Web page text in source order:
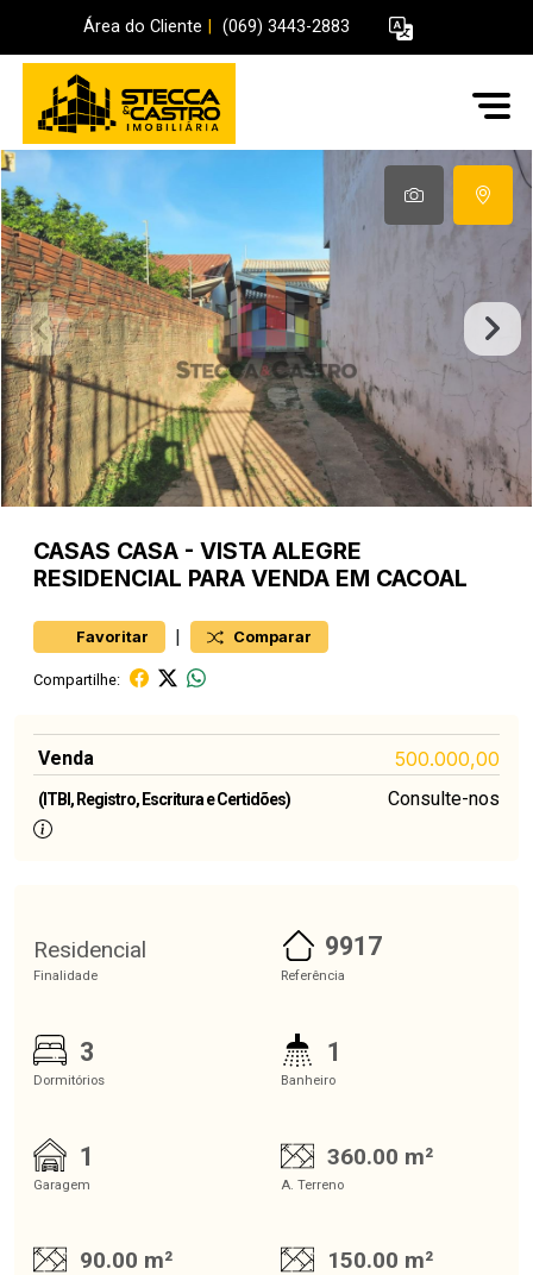
Área do Cliente (069) 3443-2883
CASAS CASA - VISTA ALEGRE
RESIDENCIAL PARA VENDA EM CACOAL
Favoritar | Comparar
Compartilhe:
Venda 500.000,00
(ITBI, Registro, Escritura e Certidões) Consulte-nos
Residencial
Finalidade
9917
Referência
3
Dormitórios
1
Banheiro
1
Garagem
360.00 m²
A. Terreno
90.00 m² 150.00 m²